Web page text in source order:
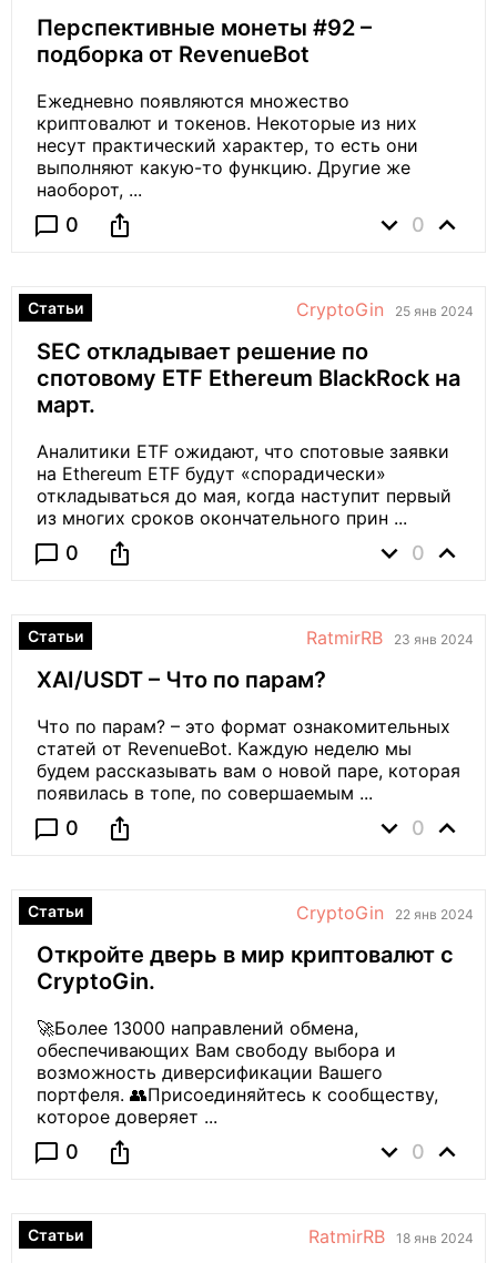
Перспективные монеты #92 –
подборка от RevenueBot
Ежедневно появляются множество
криптовалют и токенов. Некоторые из них
несут практический характер, то есть они
выполняют какую-то функцию. Другие же
наоборот, ...
chat_bubble_outline 0 ios_share expand_more 0 expand_less
Статьи CryptoGin 25 янв 2024
SEC откладывает решение по
спотовому ETF Ethereum BlackRock на
март.
Аналитики ETF ожидают, что спотовые заявки
на Ethereum ETF будут «спорадически»
откладываться до мая, когда наступит первый
из многих сроков окончательного прин ...
chat_bubble_outline 0 ios_share expand_more 0 expand_less
Статьи RatmirRB 23 янв 2024
XAI/USDT – Что по парам?
Что по парам? – это формат ознакомительных
статей от RevenueBot. Каждую неделю мы
будем рассказывать вам о новой паре, которая
появилась в топе, по совершаемым ...
chat_bubble_outline 0 ios_share expand_more 0 expand_less
Статьи CryptoGin 22 янв 2024
Откройте дверь в мир криптовалют с
CryptoGin.
🚀Более 13000 направлений обмена,
обеспечивающих Вам свободу выбора и
возможность диверсификации Вашего
портфеля. 👥Присоединяйтесь к сообществу,
которое доверяет ...
chat_bubble_outline 0 ios_share expand_more 0 expand_less
Статьи RatmirRB 18 янв 2024